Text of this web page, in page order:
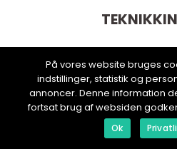
På vores website bruges
indstillinger, statistik og
annoncer. Denne information
fortsat brug af websiden
Ok